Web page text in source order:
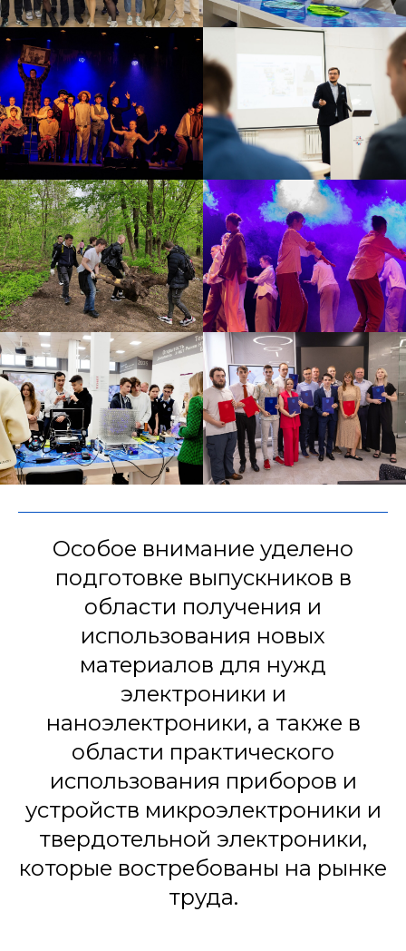
Особое внимание уделено
подготовке выпускников в
области получения и
использования новых
материалов для нужд
электроники и
наноэлектроники, а также в
области практического
использования приборов и
устройств микроэлектроники и
твердотельной электроники,
которые востребованы на рынке
труда.